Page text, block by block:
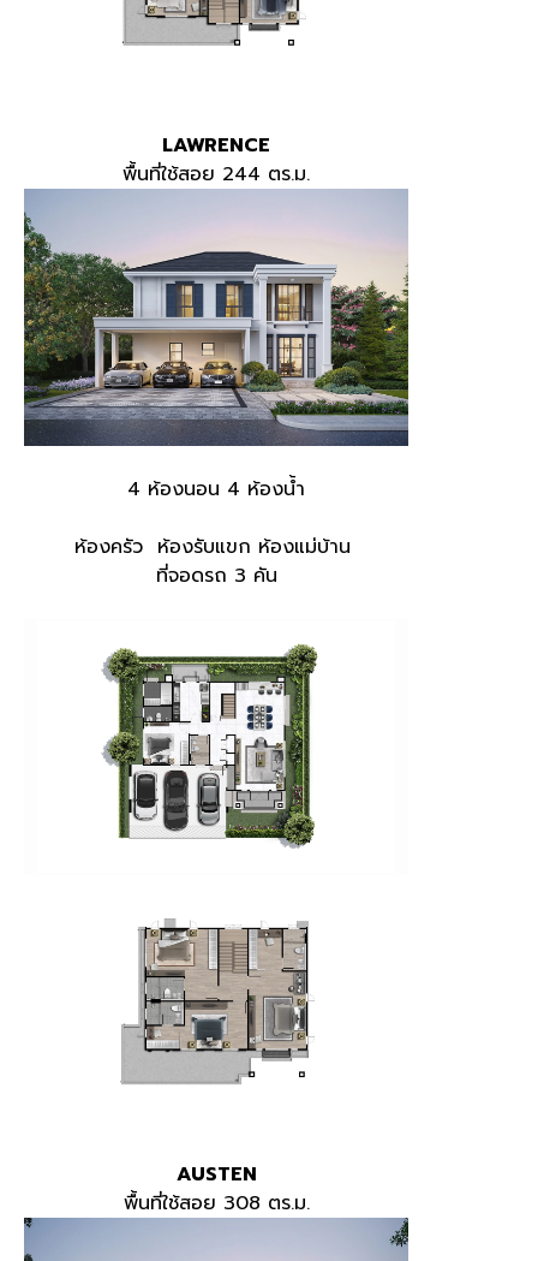
LAWRENCE
พื้นที่ใช้สอย 244 ตร.ม.
4 ห้องนอน 4 ห้องน้ำ
ห้องครัว ห้องรับแขก ห้องแม่บ้าน
ที่จอดรถ 3 คัน
AUSTEN
พื้นที่ใช้สอย 308 ตร.ม.